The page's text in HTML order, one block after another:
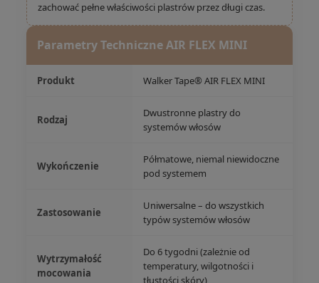
zachować pełne właściwości plastrów przez długi czas.
Parametry Techniczne AIR FLEX MINI
Produkt Walker Tape® AIR FLEX MINI
Rodzaj
Dwustronne plastry do
systemów włosów
Wykończenie
Półmatowe, niemal niewidoczne
pod systemem
Zastosowanie
Uniwersalne – do wszystkich
typów systemów włosów
Wytrzymałość
mocowania
Do 6 tygodni (zależnie od
temperatury, wilgotności i
tłustości skóry)